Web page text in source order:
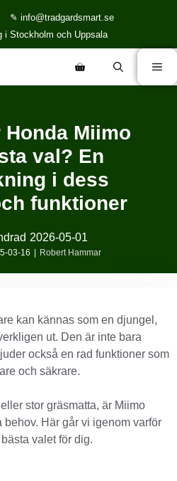
✎ info@tradgardsmart.se
i Stockholm och Uppsala
Miimo
val? En
i dess
funktioner
2026-05-01
03-16 Robert Hammar
kan kännas som en djungel,
ut. Den är inte bara
också en rad funktioner som
och säkrare.
stor gräsmatta, är Miimo
Här går vi igenom varför
valet för dig.